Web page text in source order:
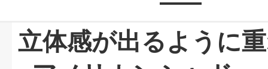
立体感が出るように